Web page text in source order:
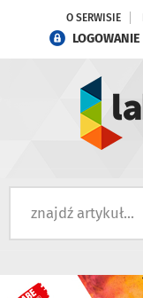
O SERWISIE
LOGOWANIE